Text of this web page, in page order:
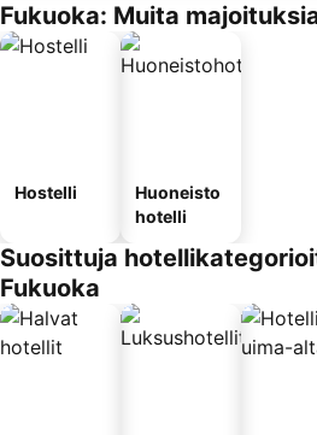
Fukuoka: Muita
Hostelli
Huoneisto
hotelli
Suosittuja
Fukuoka